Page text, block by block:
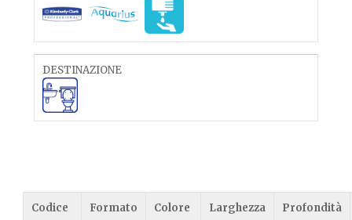
DESTINAZIONE
Codice Formato Colore Larghezza Profondità